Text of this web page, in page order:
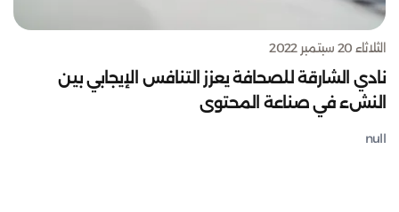
الثلاثاء 20 سبتمبر 2022
نادي الشارقة للصحافة يعزز التنافس الإيجابي بين
النشء في صناعة المحتوى
null